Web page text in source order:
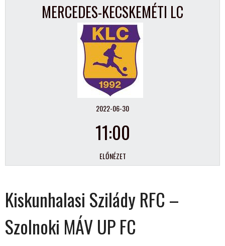
MERCEDES-KECSKEMÉTI LC
2022-06-30
11:00
ELŐNÉZET
Kiskunhalasi Szilády RFC –
Szolnoki MÁV UP FC